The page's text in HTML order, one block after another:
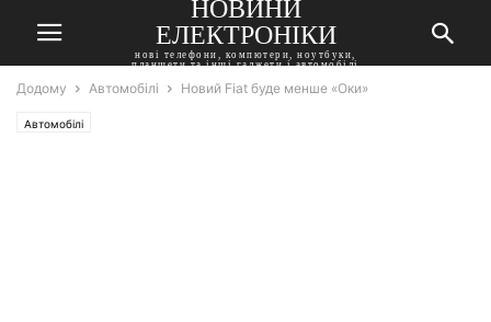
НОВИНИ
ЕЛЕКТРОНІКИ
нові телефони, компютери, ноутбуки,
планшети та інші гаджети і автомобілі
Додому Автомобілі Новий Fiat буде менше «Оки»
Автомобілі